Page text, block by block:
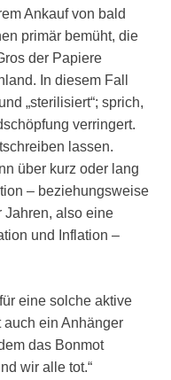
Ankauf von bald
primär bemüht, die
der Papiere
In diesem Fall
„sterilisiert“; sprich,
verringert.
lassen.
über kurz oder lang
– beziehungsweise
Jahren, also eine
und Inflation –
eine solche aktive
auch ein Anhänger
das Bonmot
wir alle tot.“